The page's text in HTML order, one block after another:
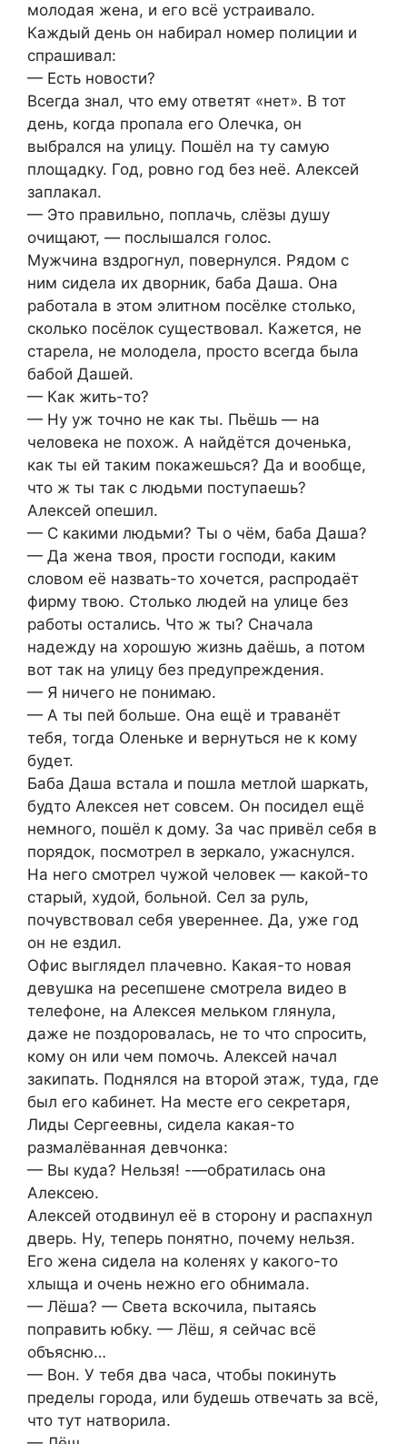
молодая жена, и его всё устраивало.
Каждый день он набирал номер полиции и
спрашивал:
— Есть новости?
Всегда знал, что ему ответят «нет». В тот
день, когда пропала его Олечка, он
выбрался на улицу. Пошёл на ту самую
площадку. Год, ровно год без неё. Алексей
заплакал.
— Это правильно, поплачь, слёзы душу
очищают, — послышался голос.
Мужчина вздрогнул, повернулся. Рядом с
ним сидела их дворник, баба Даша. Она
работала в этом элитном посёлке столько,
сколько посёлок существовал. Кажется, не
старела, не молодела, просто всегда была
бабой Дашей.
— Как жить-то?
— Ну уж точно не как ты. Пьёшь — на
человека не похож. А найдётся доченька,
как ты ей таким покажешься? Да и вообще,
что ж ты так с людьми поступаешь?
Алексей опешил.
— С какими людьми? Ты о чём, баба Даша?
— Да жена твоя, прости господи, каким
словом её назвать-то хочется, распродаёт
фирму твою. Столько людей на улице без
работы остались. Что ж ты? Сначала
надежду на хорошую жизнь даёшь, а потом
вот так на улицу без предупреждения.
— Я ничего не понимаю.
— А ты пей больше. Она ещё и траванёт
тебя, тогда Оленьке и вернуться не к кому
будет.
Баба Даша встала и пошла метлой шаркать,
будто Алексея нет совсем. Он посидел ещё
немного, пошёл к дому. За час привёл себя в
порядок, посмотрел в зеркало, ужаснулся.
На него смотрел чужой человек — какой-то
старый, худой, больной. Сел за руль,
почувствовал себя увереннее. Да, уже год
он не ездил.
Офис выглядел плачевно. Какая-то новая
девушка на ресепшене смотрела видео в
телефоне, на Алексея мельком глянула,
даже не поздоровалась, не то что спросить,
кому он или чем помочь. Алексей начал
закипать. Поднялся на второй этаж, туда, где
был его кабинет. На месте его секретаря,
Лиды Сергеевны, сидела какая-то
размалёванная девчонка:
— Вы куда? Нельзя! -—обратилась она
Алексею.
Алексей отодвинул её в сторону и распахнул
дверь. Ну, теперь понятно, почему нельзя.
Его жена сидела на коленях у какого-то
хлыща и очень нежно его обнимала.
— Лёша? — Света вскочила, пытаясь
поправить юбку. — Лёш, я сейчас всё
объясню…
— Вон. У тебя два часа, чтобы покинуть
пределы города, или будешь отвечать за всё,
что тут натворила.